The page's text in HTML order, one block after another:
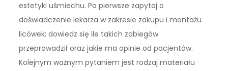
estetyki uśmiechu. Po pierwsze zapytaj o
doświadczenie lekarza w zakresie zakupu i montażu
licówek; dowiedz się ile takich zabiegów
przeprowadził oraz jakie ma opinie od pacjentów.
Kolejnym ważnym pytaniem jest rodzaj materiału